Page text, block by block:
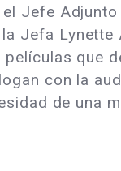
Jefe Adjunto
Jefa
que
con la
de una